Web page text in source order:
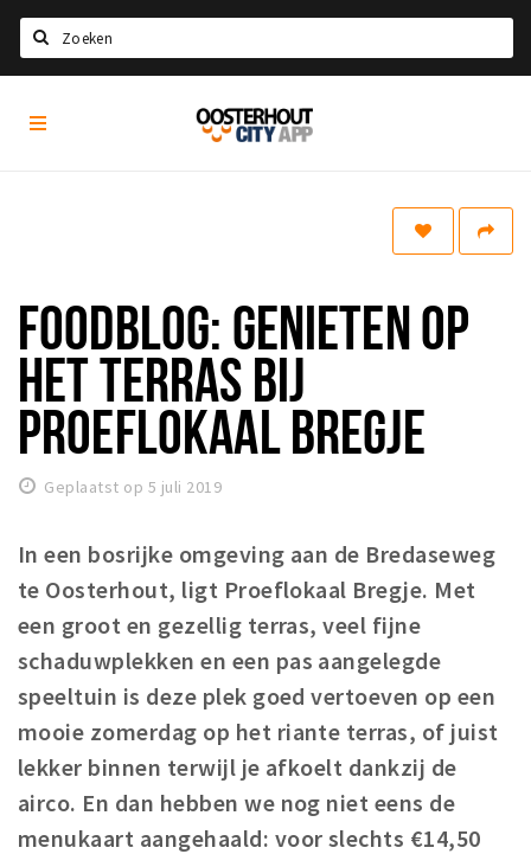
Home
Drinken
Recreatief
Slapen
Winkels
Winkelgebieden
Koopzondagen
Bezienswaardigheden
Musea, theaters & podia
Uitjes & activiteiten
Natuurgebieden
Baroniepoorten
Inloggen
Oosterhout
City
FOODBLOG: GENIETEN OP
HET TERRAS BIJ
PROEFLOKAAL BREGJE
Geplaatst op 5 juli 2019
In een bosrijke omgeving aan de Bredaseweg
te Oosterhout, ligt Proeflokaal Bregje. Met
een groot en gezellig terras, veel fijne
schaduwplekken en een pas aangelegde
speeltuin is deze plek goed vertoeven op een
mooie zomerdag op het riante terras, of juist
lekker binnen terwijl je afkoelt dankzij de
airco. En dan hebben we nog niet eens de
menukaart aangehaald: voor slechts €14,50